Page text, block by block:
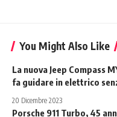
You Might Also Like
La nuova Jeep Compass
fa guidare in elettrico
20 Dicembre 2023
Porsche 911 Turbo, 45